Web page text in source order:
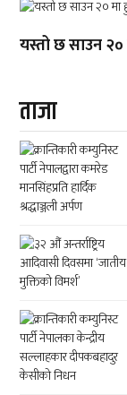
यस्तो छ साउन २०
ताजा